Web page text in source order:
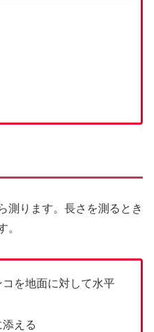
測ります。長さを測るとき
。
を地面に対して水平
える